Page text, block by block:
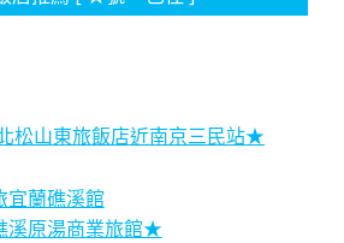
松山東旅飯店近南京三民站★
宜蘭礁溪館
溪原湯商業旅館★